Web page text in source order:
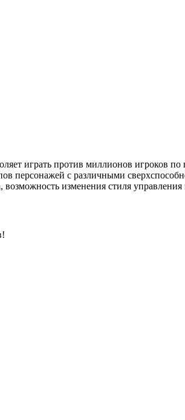
играть против миллионов игроков по
персонажей с различными
возможность изменения стиля управления